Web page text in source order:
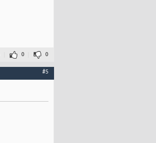
0 0
#5